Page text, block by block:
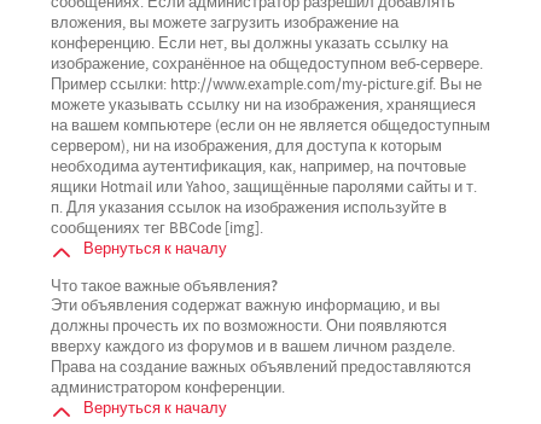
вложения, вы можете загрузить изображение на
конференцию. Если нет, вы должны указать ссылку на
изображение, сохранённое на общедоступном веб-сервере.
Пример ссылки: http://www.example.com/my-picture.gif. Вы не
можете указывать ссылку ни на изображения, хранящиеся
на вашем компьютере (если он не является общедоступным
сервером), ни на изображения, для доступа к которым
необходима аутентификация, как, например, на почтовые
ящики Hotmail или Yahoo, защищённые паролями сайты и т.
п. Для указания ссылок на изображения используйте в
сообщениях тег BBCode [img].
Вернуться к началу
Что такое важные объявления?
Эти объявления содержат важную информацию, и вы
должны прочесть их по возможности. Они появляются
вверху каждого из форумов и в вашем личном разделе.
Права на создание важных объявлений предоставляются
администратором конференции.
Вернуться к началу